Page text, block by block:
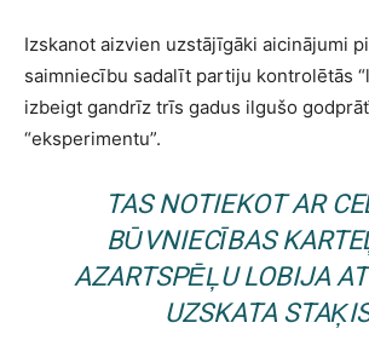
Izskanot aizvien uzstājīgāki aicinājumi
saimniecību sadalīt partiju kontrolētās
izbeigt gandrīz trīs gadus ilgušo
“eksperimentu”.
TAS NOTIEKOT AR
BŪVNIECĪBAS
AZARTSPĒĻU LOBIJA
UZSKATA